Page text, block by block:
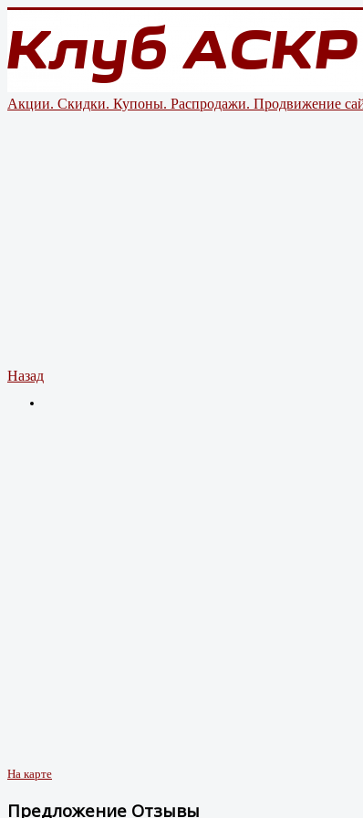
Акции. Скидки. Купоны. Распродажи. Продвижение
Назад
На карте
Предложение Отзывы